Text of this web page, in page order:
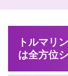
トルマリ
は全方位